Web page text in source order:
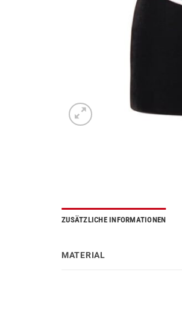
ZUSÄTZLICHE INFORMATIONEN
MATERIAL